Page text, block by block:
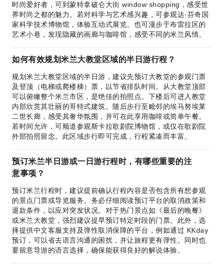
时尚爱好者，可到蒙特拿破仑大街 window shopping，感受世
界时尚之都的魅力。若对科学与艺术感兴趣，可参观达·芬奇国
家科学技术博物馆，体验互动式展览。也可漫步于布雷拉区的
艺术小巷，发现隐藏的画廊与咖啡馆，感受不同的米兰风情。
如何有效规划米兰大教堂区域的半日游行程？
规划米兰大教堂区域的半日游，建议先预订大教堂的参观门票
及登顶（电梯或爬楼梯）票，以节省排队时间。从大教堂顶部
可以俯瞰整个米兰市区，是绝佳的拍照点。下楼后可进入教堂
内部欣赏其壮丽的哥特式建筑。随后步行至毗邻的埃马努埃莱
二世长廊，感受其奢华氛围，并可在此享用咖啡或简单午餐。
若时间允许，可顺道参观斯卡拉歌剧院博物馆，或仅在歌剧院
外部拍照留念。此区域步行即可完成，行程紧凑而丰富。
预订米兰半日游或一日游行程时，有哪些重要的注
意事项？
预订米兰行程时，建议提前确认行程内容是否包含所有想参观
的景点门票或导览服务。务必仔细阅读预订平台的取消政策和
退款条件，以应对突发状况。对于热门景点如《最后的晚餐》
或米兰大教堂，强烈建议提早预订特定时段的门票。此外，选
择提供中文客服支持及弹性取消保障的平台，例如通过 KKday
预订，可以省去语言沟通的困扰，并让旅程更有弹性。同时也
要留意导游的语言选择，确保能获得良好的解说体验。